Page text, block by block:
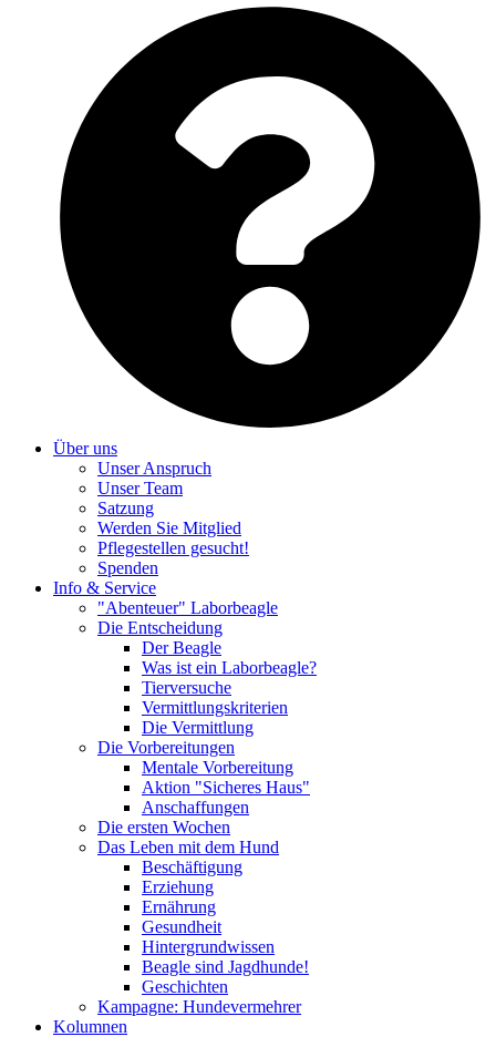
Über uns
Unser Anspruch
Unser Team
Satzung
Werden Sie Mitglied
Pflegestellen gesucht!
Spenden
Info & Service
"Abenteuer" Laborbeagle
Die Entscheidung
Der Beagle
Was ist ein Laborbeagle?
Tierversuche
Vermittlungskriterien
Die Vermittlung
Die Vorbereitungen
Mentale Vorbereitung
Aktion "Sicheres Haus"
Anschaffungen
Die ersten Wochen
Das Leben mit dem Hund
Beschäftigung
Erziehung
Ernährung
Gesundheit
Hintergrundwissen
Beagle sind Jagdhunde!
Geschichten
Kampagne: Hundevermehrer
Kolumnen